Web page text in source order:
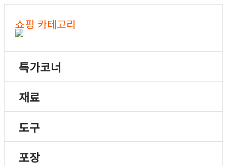
쇼핑 카테고리
특가코너
재료
도구
포장